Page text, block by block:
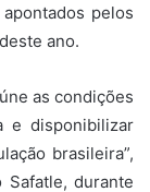
pelos
ano.
as condições
e disponibilizar
brasileira”,
Safatle, durante